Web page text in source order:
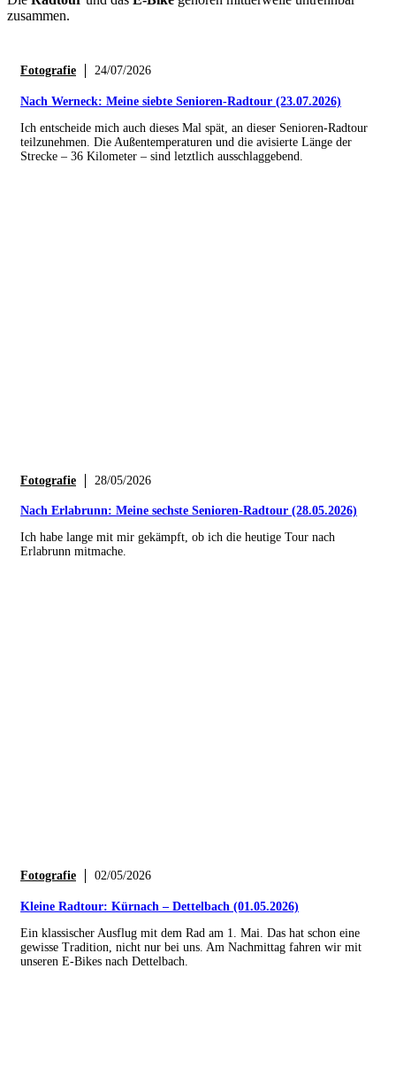
zusammen.
Fotografie 24/07/2026
Nach Werneck: Meine siebte Senioren-Radtour (23.07.2026)
Ich entscheide mich auch dieses Mal spät, an dieser Senioren-Radtour
teilzunehmen. Die Außentemperaturen und die avisierte Länge der
Strecke – 36 Kilometer – sind letztlich ausschlaggebend.
Fotografie 28/05/2026
Nach Erlabrunn: Meine sechste Senioren-Radtour (28.05.2026)
Ich habe lange mit mir gekämpft, ob ich die heutige Tour nach
Erlabrunn mitmache.
Fotografie 02/05/2026
Kleine Radtour: Kürnach – Dettelbach (01.05.2026)
Ein klassischer Ausflug mit dem Rad am 1. Mai. Das hat schon eine
gewisse Tradition, nicht nur bei uns. Am Nachmittag fahren wir mit
unseren E-Bikes nach Dettelbach.